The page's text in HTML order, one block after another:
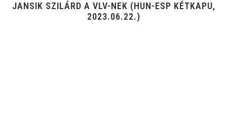
JANSIK SZILÁRD A VLV-NEK (HUN-ESP KÉTKAPU,
2023.06.22.)